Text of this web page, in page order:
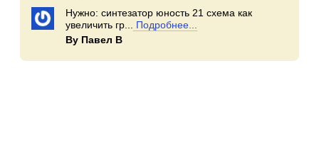
Нужно: синтезатор юность 21 схема как
увеличить гр...
Подробнее...
By Павел В